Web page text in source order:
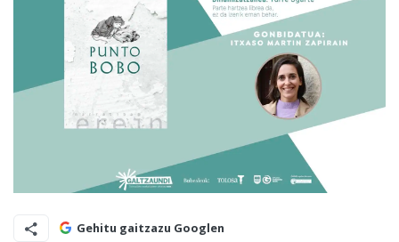
Gehitu gaitzazu Googlen